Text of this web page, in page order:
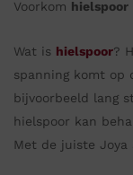
Voorkom hielspoor
Wat is hielspoor?
spanning komt op
bijvoorbeeld lang
hielspoor kan
Met de juiste Joya